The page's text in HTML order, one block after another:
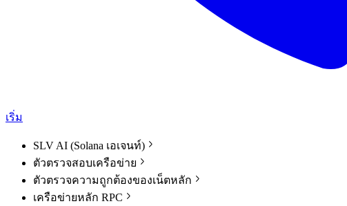
เริ่ม
SLV AI (Solana เอเจนท์)
ตัวตรวจสอบเครือข่าย
ตัวตรวจความถูกต้องของเน็ตหลัก
เครือข่ายหลัก RPC